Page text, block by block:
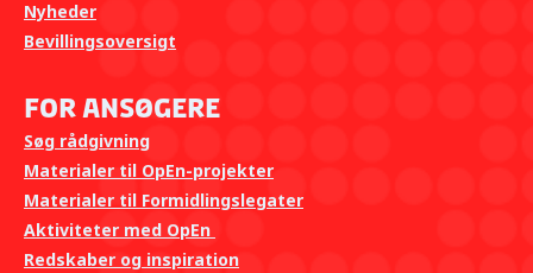
Nyheder
Bevillingsoversigt
For ansøgere
Søg rådgivning
Materialer til OpEn-projekter
Materialer til Formidlingslegater
Aktiviteter med OpEn
Redskaber og inspiration